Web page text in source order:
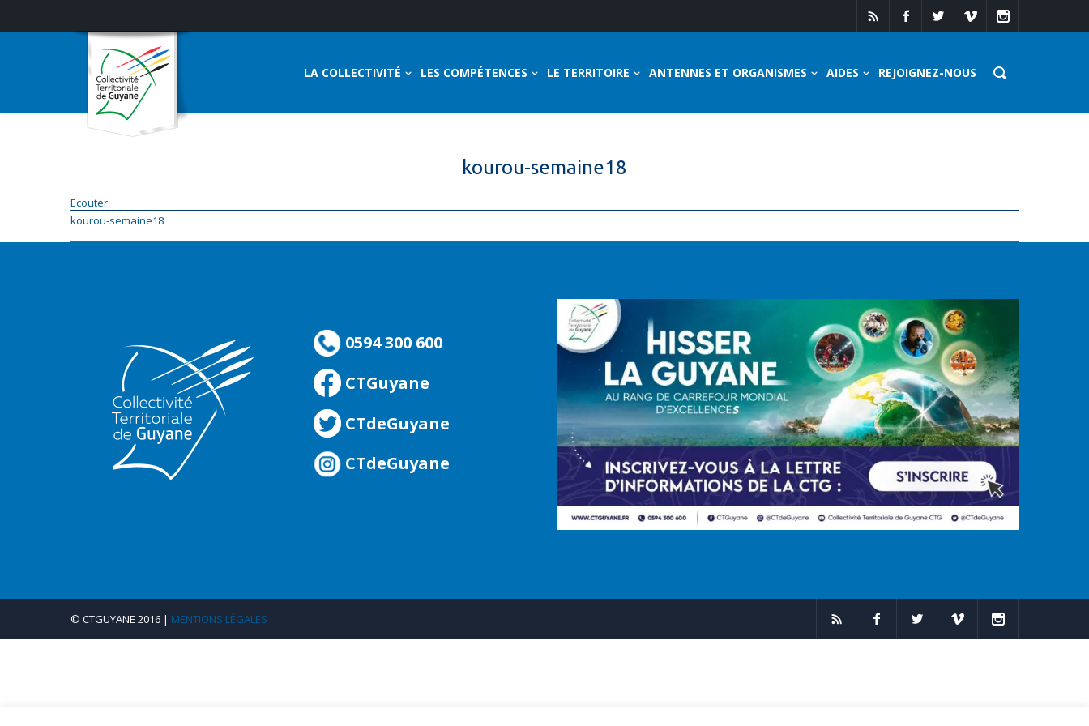
LA COLLECTIVITÉ LES COMPÉTENCES LE TERRITOIRE ANTENNES ET ORGANISMES AIDES REJOIGNEZ-NOUS
kourou-semaine18
Ecouter
kourou-semaine18
0594 300 600
CTGuyane
CTdeGuyane
CTdeGuyane
© CTGUYANE 2016 | MENTIONS LÉGALES